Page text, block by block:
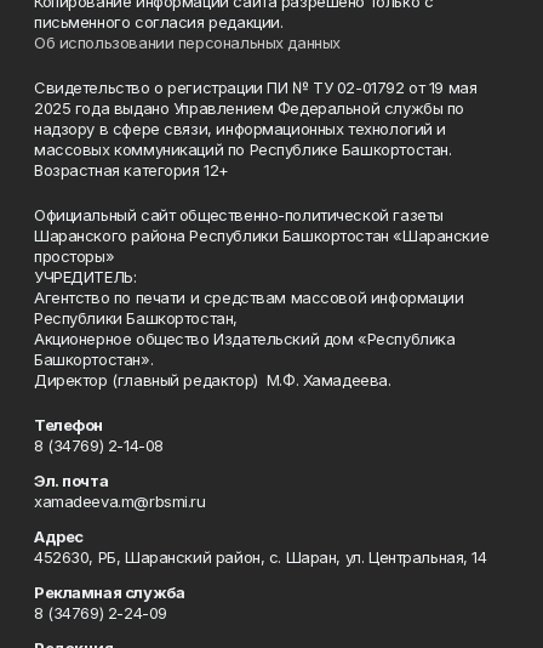
письменного согласия редакции.
Об использовании персональных данных
Свидетельство о регистрации ПИ № ТУ 02-01792 от 19 мая
2025 года выдано Управлением Федеральной службы по
надзору в сфере связи, информационных технологий и
массовых коммуникаций по Республике Башкортостан.
Возрастная категория 12+
Официальный сайт общественно-политической газеты
Шаранского района Республики Башкортостан «Шаранские
просторы»
УЧРЕДИТЕЛЬ:
Агентство по печати и средствам массовой информации
Республики Башкортостан,
Акционерное общество Издательский дом «Республика
Башкортостан».
Директор (главный редактор) М.Ф. Хамадеева.
Телефон
8 (34769) 2-14-08
Эл. почта
xamadeeva.m@rbsmi.ru
Адрес
452630, РБ, Шаранский район, с. Шаран, ул. Центральная, 14
Рекламная служба
8 (34769) 2-24-09